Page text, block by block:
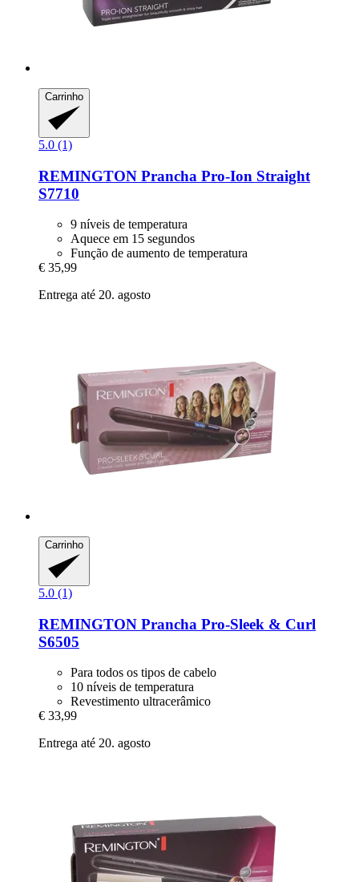
Carrinho
5.0 (1)
REMINGTON Prancha Pro-​Ion Straight
S7710
9 níveis de temperatura
Aquece em 15 segundos
Função de aumento de temperatura
€ 35,99
Entrega até 20. agosto
Carrinho
5.0 (1)
REMINGTON Prancha Pro-​Sleek & Curl
S6505
Para todos os tipos de cabelo
10 níveis de temperatura
Revestimento ultracerâmico
€ 33,99
Entrega até 20. agosto